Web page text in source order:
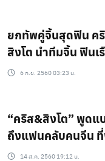
ยกทัพคู่จิ้นสุดฟิน ค
สิงโต นำทีมจิ้น ฟินเ
แตก!!6 ก.ย. 2560 03:23 น.
“คริส&สิงโต” พูดแ
ถึงแฟนคลับคนจีน
แล้ว อาจใจสลาย
14 ส.ค. 2560 19:12 น.